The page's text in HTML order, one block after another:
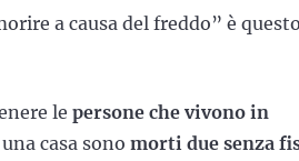
a causa del freddo” è questo
le persone che vivono in
casa sono morti due senza